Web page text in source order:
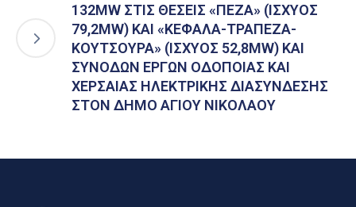
132MW ΣΤΙΣ ΘΕΣΕΙΣ «ΠΕΖΑ» (ΙΣΧΥΟΣ
79,2MW) ΚΑΙ «ΚΕΦΑΛΑ-ΤΡΑΠΕΖΑ-
ΚΟΥΤΣΟΥΡΑ» (ΙΣΧΥΟΣ 52,8MW) ΚΑΙ
ΣΥΝΟΔΩΝ ΕΡΓΩΝ ΟΔΟΠΟΙΑΣ ΚΑΙ
ΧΕΡΣΑΙΑΣ ΗΛΕΚΤΡΙΚΗΣ ΔΙΑΣΥΝΔΕΣΗΣ
ΣΤΟΝ ΔΗΜΟ ΑΓΙΟΥ ΝΙΚΟΛΑΟΥ